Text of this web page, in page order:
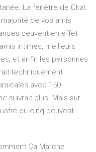
La fenêtre de Chat
de vos amis
peuvent en effet
intimes, meilleurs
et enfin les personnes
techniquement
avec 150
suivrait plus. Mais sur
ou cinq peuvent
Ça Marche